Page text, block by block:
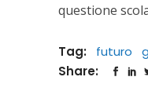
questione
Tag: futuro
Share: